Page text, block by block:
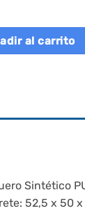
4 Gris Paloma
al carrito
Sintético
52,5 x 50 x